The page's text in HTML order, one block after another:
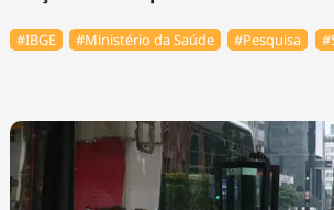
#IBGE #Ministério da Saúde #Pesquisa